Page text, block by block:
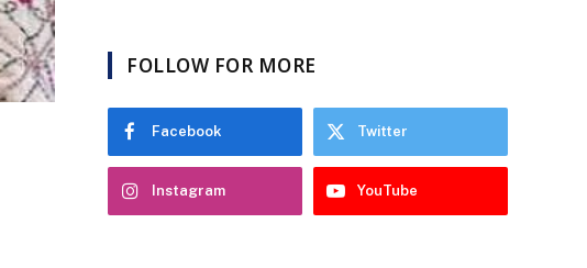
FOLLOW FOR MORE
Facebook Twitter
Instagram YouTube